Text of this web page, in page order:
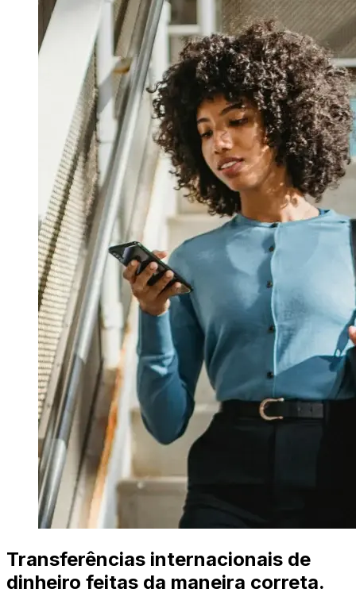
Transferências internacionais de
dinheiro feitas da maneira correta.